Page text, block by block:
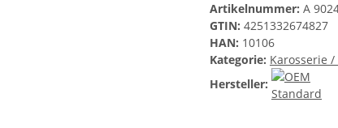
Artikelnummer: A
GTIN: 4251332674827
HAN: 10106
Kategorie: Karosserie /
Hersteller: